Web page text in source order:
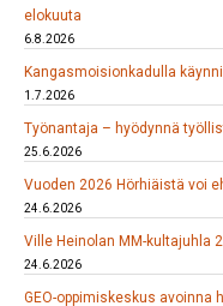
elokuuta
6.8.2026
Kangasmoisionkadulla
1.7.2026
Työnantaja – hyödynnä
25.6.2026
Vuoden 2026 Hörhiäistä voi
24.6.2026
Ville Heinolan MM-kultajuhla
24.6.2026
GEO-oppimiskeskus avoinna